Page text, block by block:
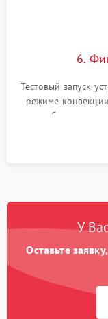
6.
Тестовый запуск
режиме
срабатывания
У
Оставьте